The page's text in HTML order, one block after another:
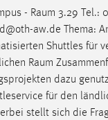
- Raum 3.29 Tel.:
aw.de Thema:
Shuttles für
Raum
dazu
für den
stellt sich die